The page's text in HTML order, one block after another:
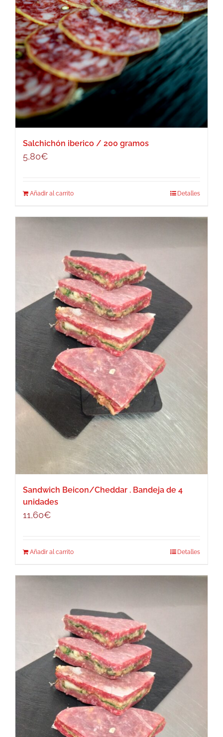
Salchichón iberico / 200 gramos
5,80€
Añadir al carrito Detalles
Sandwich Beicon/Cheddar . Bandeja de 4
unidades
11,60€
Añadir al carrito Detalles